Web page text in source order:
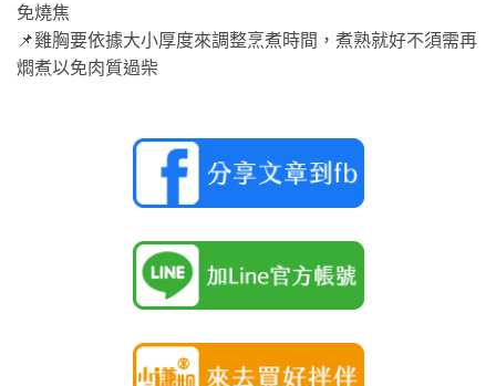
免燒焦
📌雞胸要依據大小厚度來調整烹煮時間，煮熟就好不須需再
燜煮以免肉質過柴